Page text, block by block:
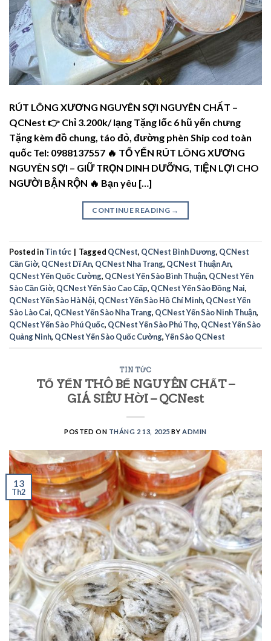
RÚT LÔNG XƯƠNG NGUYÊN SỢI NGUYÊN CHẤT –
QCNest 👉 Chỉ 3.200k/ lạng Tặng lốc 6 hũ yến chưng
Tặng kèm đồ chung, táo đỏ, đường phèn Ship cod toàn
quốc Tel: 0988137557 🔥 TỔ YẾN RÚT LÔNG XƯƠNG
NGUYÊN SỢI – GIỮ TRỌN DINH DƯỠNG, TIỆN LỢI CHO
NGƯỜI BẬN RỘN 🔥 Bạn yêu […]
CONTINUE READING →
Posted inTin tức | Tagged QCNest, QCNest Bình Dương, QCNest
Cần Giờ, QCNest Dĩ An, QCNest Nha Trang, QCNest Thuận An,
QCNest Yến Quốc Cường, QCNest Yến Sào Bình Thuận, QCNest Yến
Sào Cần Giờ, QCNest Yến Sào Cao Cấp, QCNest Yến Sào Đồng Nai,
QCNest Yến Sào Hà Nội, QCNest Yến Sào Hồ Chí Minh, QCNest Yến
Sào Lào Cai, QCNest Yến Sào Nha Trang, QCNest Yến Sào Ninh Thuận,
QCNest Yến Sào Phú Quốc, QCNest Yến Sào Phú Thọ, QCNest Yến Sào
Quảng Ninh, QCNest Yến Sào Quốc Cường,Yến Sào QCNest
TIN TỨC
TỔ YẾN THÔ BỂ NGUYÊN CHẤT –
GIÁ SIÊU HỜI – QCNest
POSTED ON THÁNG 2 13, 2025 BY ADMIN
13
Th2